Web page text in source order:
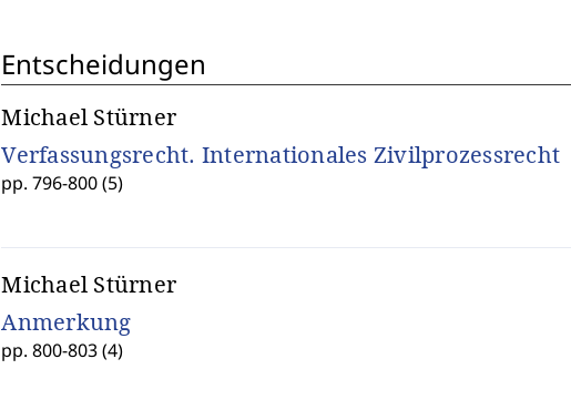
Entscheidungen
Michael Stürner
Verfassungsrecht. Internationales Zivilprozessrecht
pp. 796-800 (5)
Michael Stürner
Anmerkung
pp. 800-803 (4)